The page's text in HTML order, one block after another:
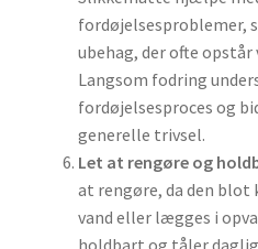
fordøjelsesproblemer,
ubehag, der ofte
Langsom fodring
fordøjelsesproces og
generelle trivsel.
Let at rengøre og
at rengøre, da den blot
vand eller lægges i
holdbart og tåler